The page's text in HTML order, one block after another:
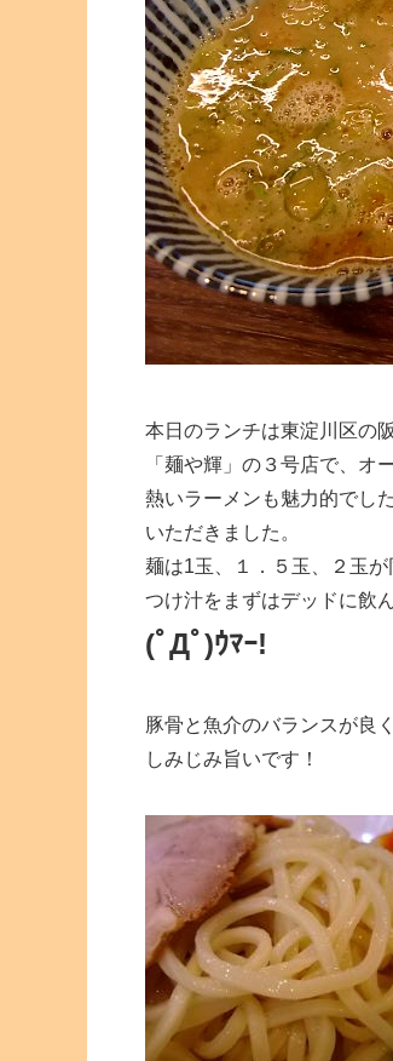
本日のランチは東淀川区の
「麺や輝」の３号店で、オ
熱いラーメンも魅力的でし
いただきました。
麺は1玉、１．５玉、２玉
つけ汁をまずはデッドに飲
(ﾟДﾟ)ｳﾏｰ!
豚骨と魚介のバランスが良
しみじみ旨いです！